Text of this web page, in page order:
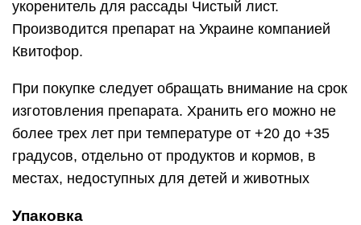
укоренитель для рассады Чистый лист.
Производится препарат на Украине компанией
Квитофор.
При покупке следует обращать внимание на срок
изготовления препарата. Хранить его можно не
более трех лет при температуре от +20 до +35
градусов, отдельно от продуктов и кормов, в
местах, недоступных для детей и животных
Упаковка